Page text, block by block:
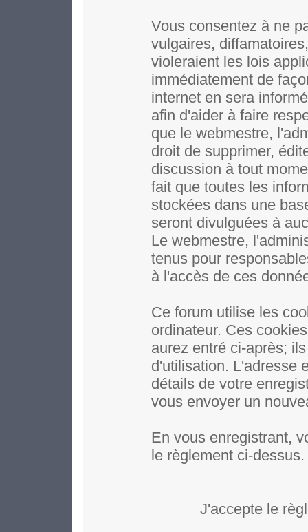
Vous consentez à ne
vulgaires,
violeraient les lois
immédiatement de
internet en sera
afin d'aider à faire
que le webmestre,
droit de supprimer,
discussion à tout
fait que toutes les
stockées dans une
seront divulguées à
Le webmestre,
tenus pour
à l'accès de ces
Ce forum utilise les
ordinateur. Ces
aurez entré ci-après;
d'utilisation. L'adresse
détails de votre
vous envoyer un
En vous enregistrant,
le règlement ci-dessus.
J'accepte le